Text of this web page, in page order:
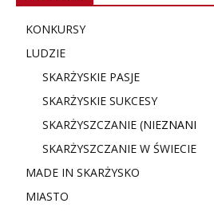
KONKURSY
LUDZIE
SKARŻYSKIE PASJE
SKARŻYSKIE SUKCESY
SKARŻYSZCZANIE (NIEZNANI
SKARŻYSZCZANIE W ŚWIECIE
MADE IN SKARŻYSKO
MIASTO